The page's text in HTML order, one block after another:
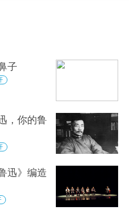
子
，你的鲁
迅》编造